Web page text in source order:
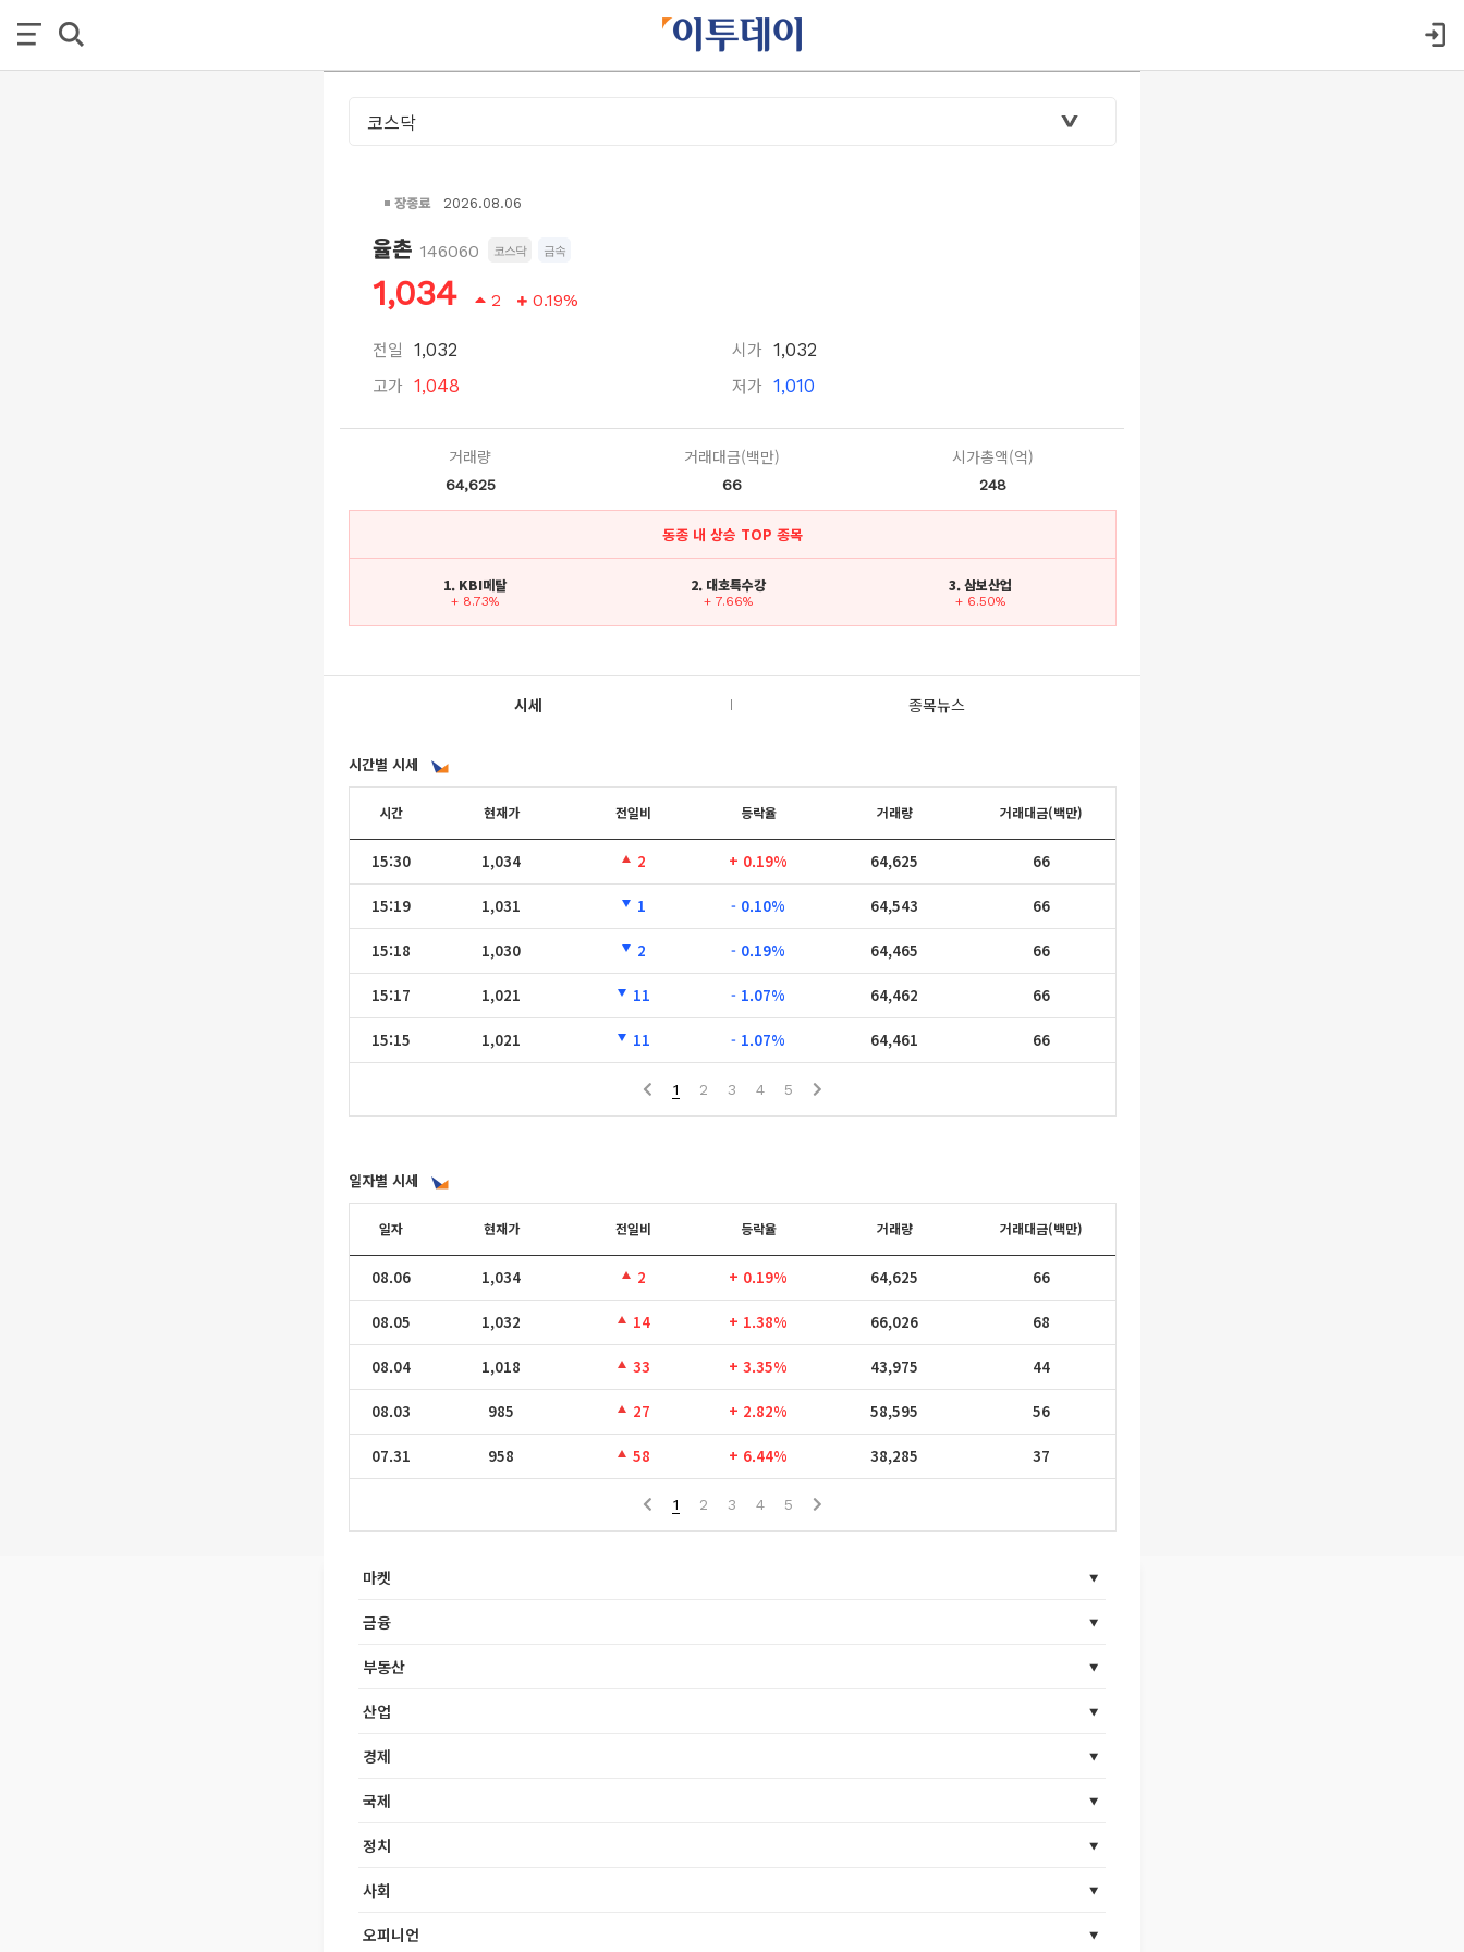
장종료 2026.08.06
율촌 146060 코스닥 금속
1,034 2 0.19%
전일 1,032
고가 1,048
시가 1,032
저가 1,010
거래량
64,625
거래대금(백만)
66
시가총액(억)
248
동종 내 상승 TOP 종목
1. KBI메탈
+ 8.73%
2. 대호특수강
+ 7.66%
3. 삼보산업
+ 6.50%
시세 종목뉴스
시간별 시세
시간 현재가 전일비 등락율 거래량 거래대금(백만)
15:30 1,034 2 + 0.19% 64,625 66
15:19 1,031 1 - 0.10% 64,543 66
15:18 1,030 2 - 0.19% 64,465 66
15:17 1,021 11 - 1.07% 64,462 66
15:15 1,021 11 - 1.07% 64,461 66
1 2 3 4 5
일자별 시세
일자 현재가 전일비 등락율 거래량 거래대금(백만)
08.06 1,034 2 + 0.19% 64,625 66
08.05 1,032 14 + 1.38% 66,026 68
08.04 1,018 33 + 3.35% 43,975 44
08.03 985 27 + 2.82% 58,595 56
07.31 958 58 + 6.44% 38,285 37
1 2 3 4 5
마켓
금융
부동산
산업
경제
국제
정치
사회
오피니언